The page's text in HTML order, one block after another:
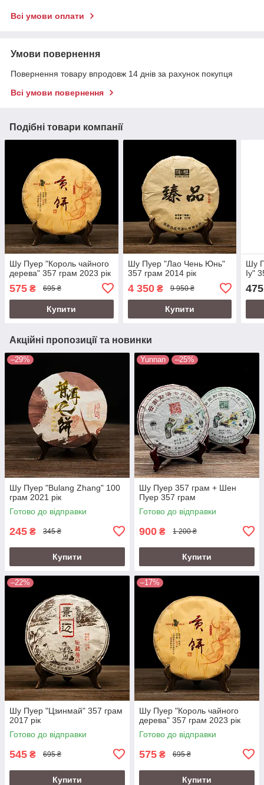
Всі умови оплати
Умови повернення
Повернення товару впродовж 14 днів за рахунок покупця
Всі умови повернення
Подібні товари компанії
Шу Пуер "Король чайного
дерева" 357 грам 2023 рік
575 ₴ 695 ₴
Купити
Шу Пуер "Лао Чень Юнь"
357 грам 2014 рік
4 350₴ 9 950 ₴
Купити
Шу
Іу"
475
Акційні пропозиції та новинки
–29%
Шу Пуер "Bulang Zhang" 100
грам 2021 рік
Готово до відправки
245 ₴ 345 ₴
Купити
Yunnan –25%
Шу Пуер 357 грам + Шен
Пуер 357 грам
Готово до відправки
900 ₴ 1 200 ₴
Купити
–22%
Шу Пуер "Цзинмай" 357 грам
2017 рік
Готово до відправки
545 ₴ 695 ₴
Купити
–17%
Шу Пуер "Король чайного
дерева" 357 грам 2023 рік
Готово до відправки
575 ₴ 695 ₴
Купити